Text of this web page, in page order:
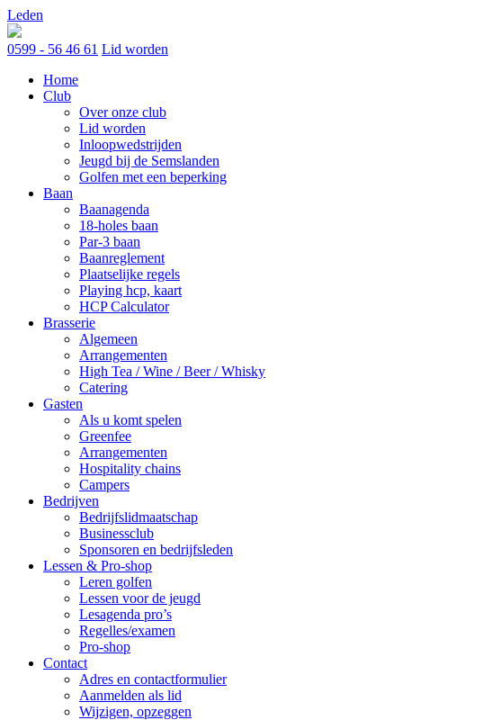
Skip
to
content
Leden
0599 - 56 46 61 Lid worden
Home
Club
Over onze club
Lid worden
Inloopwedstrijden
Jeugd bij de Semslanden
Golfen met een beperking
Baan
Baanagenda
18-holes baan
Par-3 baan
Baanreglement
Plaatselijke regels
Playing hcp, kaart
HCP Calculator
Brasserie
Algemeen
Arrangementen
High Tea / Wine / Beer / Whisky
Catering
Gasten
Als u komt spelen
Greenfee
Arrangementen
Hospitality chains
Campers
Bedrijven
Bedrijfslidmaatschap
Businessclub
Sponsoren en bedrijfsleden
Lessen & Pro-shop
Leren golfen
Lessen voor de jeugd
Lesagenda pro’s
Regelles/examen
Pro-shop
Contact
Adres en contactformulier
Aanmelden als lid
Wijzigen, opzeggen